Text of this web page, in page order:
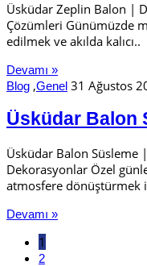
Üsküdar Zeplin Balon |
Çözümleri Günümüzde
edilmek ve akılda kalıcı..
Devamı »
Blog ,Genel 31 Ağustos
Üsküdar Balon
Üsküdar Balon Süsleme
Dekorasyonlar Özel
atmosfere dönüştürmek
Devamı »
1
2